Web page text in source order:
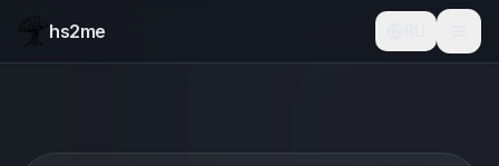
hs2me